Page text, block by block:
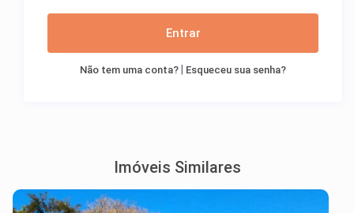
Entrar
Não tem uma conta? Esqueceu sua senha?
Imóveis Similares